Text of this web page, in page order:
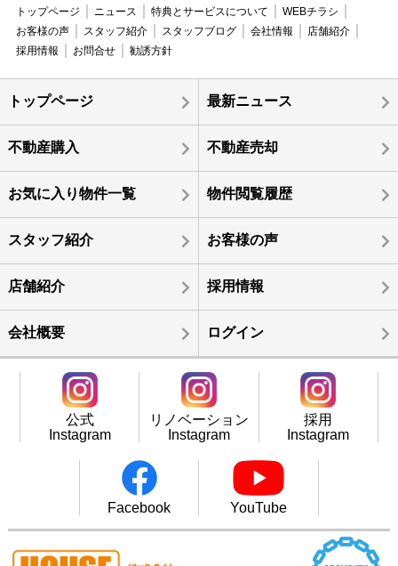
トップページ ニュース 特典とサービスについて
WEBチラシ
お客様の声
スタッフ紹介 スタッフブログ 会社情報
店舗紹介
採用情報
お問合せ 勧誘方針
トップページ 最新ニュース
不動産購入 不動産売却
お気に入り物件一覧 物件閲覧履歴
スタッフ紹介 お客様の声
店舗紹介 採用情報
会社概要 ログイン
公式
Instagram
リノベーション
Instagram
採用
Instagram
Facebook YouTube